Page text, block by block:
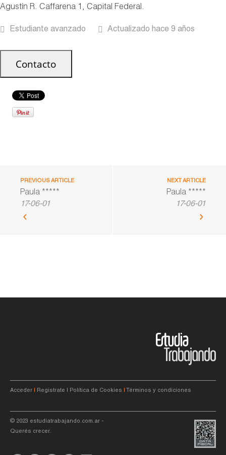
Agustín R. Caffarena 1, Capital Federal.
Estudiante avanzado Actualizado hace 9 años
PREVIOUS ARTICLE
Paula *****
17-06-01
NEXT ARTICLE
Paula *****
17-06-01
Acceder Registrate Política de Cookies Términos y condiciones
© 2023 estudiatrabajando.com.ar -
Querés crecer.